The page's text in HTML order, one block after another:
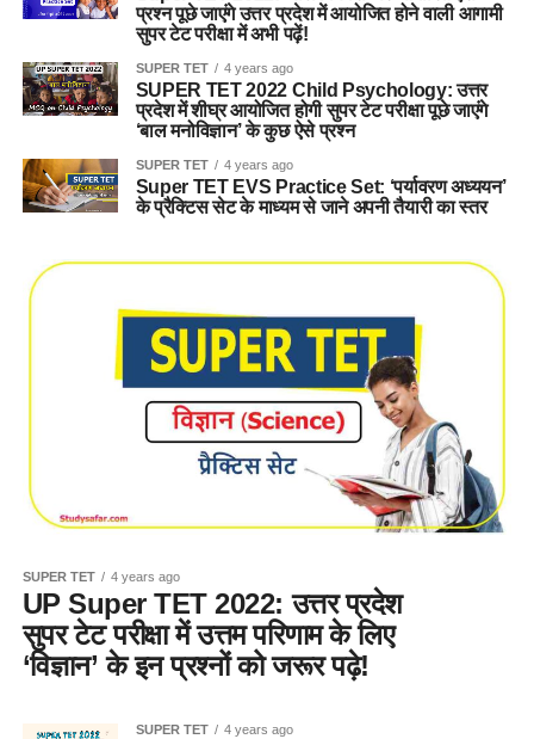
प्रश्न पूछे जाएंगे उत्तर प्रदेश में आयोजित होने वाली आगामी
सुपर टेट परीक्षा में अभी पढ़ें!
SUPER TET 4 years ago
SUPER TET 2022 Child Psychology: उत्तर
प्रदेश में शीघ्र आयोजित होगी सुपर टेट परीक्षा पूछे जाएंगे
‘बाल मनोविज्ञान’ के कुछ ऐसे प्रश्न
SUPER TET 4 years ago
Super TET EVS Practice Set: ‘पर्यावरण अध्ययन’
के प्रैक्टिस सेट के माध्यम से जाने अपनी तैयारी का स्तर
SUPER TET 4 years ago
UP Super TET 2022: उत्तर प्रदेश
सुपर टेट परीक्षा में उत्तम परिणाम के लिए
‘विज्ञान’ के इन प्रश्नों को जरूर पढ़े!
SUPER TET 4 years ago